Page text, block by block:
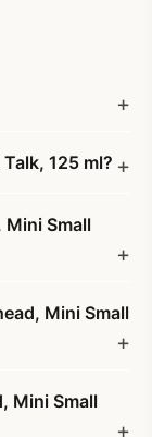
125 ml?
Small
Mini Small
Mini Small